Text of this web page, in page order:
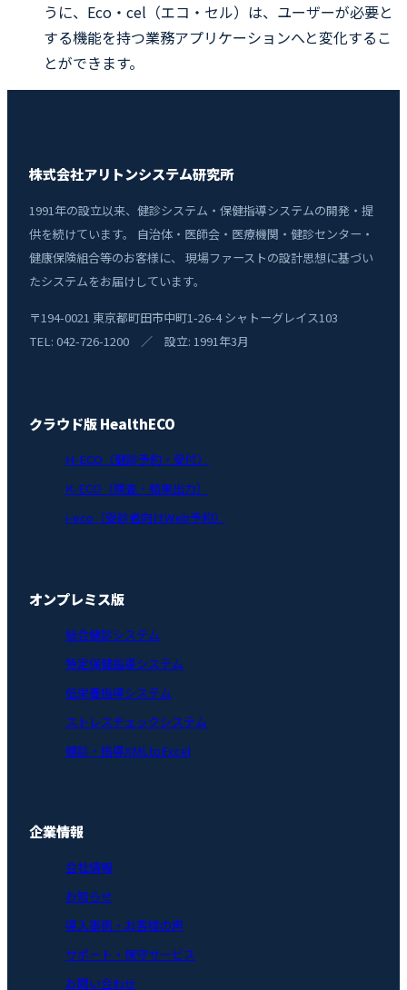
うに、Eco・cel（エコ・セル）は、ユーザーが必要と
する機能を持つ業務アプリケーションへと変化するこ
とができます。
株式会社アリトンシステム研究所
1991年の設立以来、健診システム・保健指導システムの開発・提
供を続けています。 自治体・医師会・医療機関・健診センター・
健康保険組合等のお客様に、 現場ファーストの設計思想に基づい
たシステムをお届けしています。
〒194-0021 東京都町田市中町1-26-4 シャトーグレイス103
TEL: 042-726-1200 ／ 設立: 1991年3月
クラウド版 HealthECO
H-ECO（健診予約・受付）
K-ECO（検査・結果出力）
i-eco（受診者向けWeb予約）
オンプレミス版
総合健診システム
特定保健指導システム
低栄養指導システム
ストレスチェックシステム
健診・指導XMLtoExcel
企業情報
会社情報
お知らせ
導入事例・お客様の声
サポート・保守サービス
お問い合わせ